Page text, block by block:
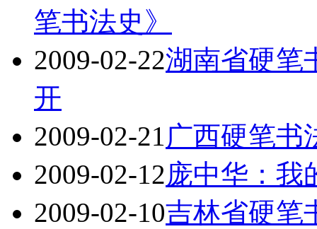
笔书法史》
2009-02-22湖南省硬笔
开
2009-02-21广西硬笔书
2009-02-12庞中华：我
2009-02-10吉林省硬笔